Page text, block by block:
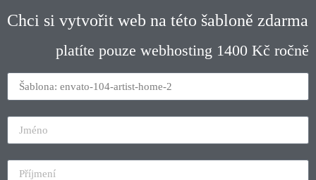
Chci si vytvořit web na této šabloně zdarma
platíte pouze webhosting 1400 Kč ročně